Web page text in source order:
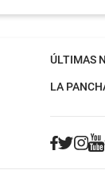
ÚLTIMAS
LA